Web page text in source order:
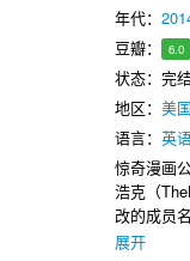
年代：
豆瓣：
6.0
状态：完
地区： 美国
语言： 英
惊奇漫画
浩克（
改的成员
合！的由
展开